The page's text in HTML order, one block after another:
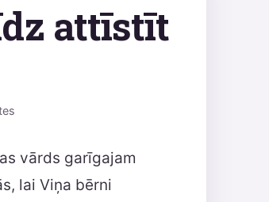
attīstīt
vārds garīgajam
lai Viņa bērni